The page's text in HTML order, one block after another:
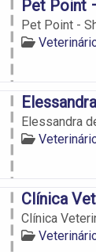
Pet Point
Pet Point -
Elessandra
Clínica
Clínica